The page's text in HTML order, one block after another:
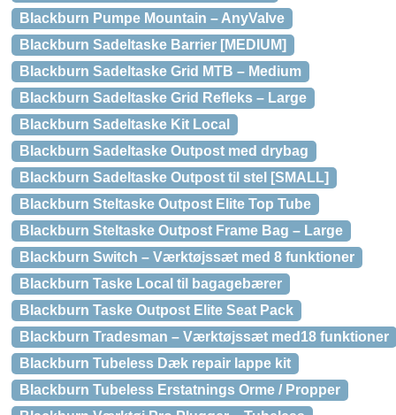
Blackburn Pumpe Mountain – AnyValve
Blackburn Sadeltaske Barrier [MEDIUM]
Blackburn Sadeltaske Grid MTB – Medium
Blackburn Sadeltaske Grid Refleks – Large
Blackburn Sadeltaske Kit Local
Blackburn Sadeltaske Outpost med drybag
Blackburn Sadeltaske Outpost til stel [SMALL]
Blackburn Steltaske Outpost Elite Top Tube
Blackburn Steltaske Outpost Frame Bag – Large
Blackburn Switch – Værktøjssæt med 8 funktioner
Blackburn Taske Local til bagagebærer
Blackburn Taske Outpost Elite Seat Pack
Blackburn Tradesman – Værktøjssæt med18 funktioner
Blackburn Tubeless Dæk repair lappe kit
Blackburn Tubeless Erstatnings Orme / Propper